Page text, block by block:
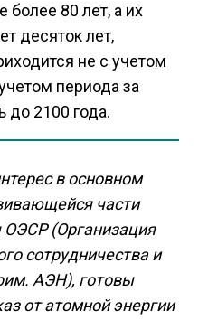
более 80 лет, а их
десяток лет,
не с учетом
периода за
до 2100 года.
в основном
части
ОЭСР (Организация
сотрудничества и
АЭН), готовы
от атомной энергии